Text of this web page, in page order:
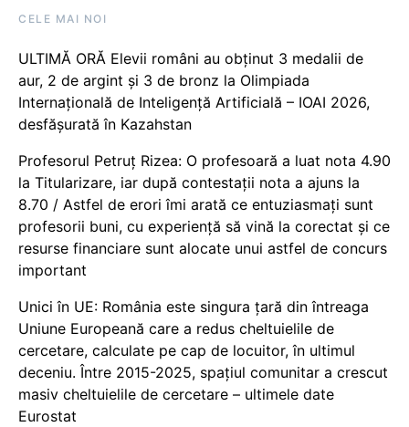
CELE MAI NOI
ULTIMĂ ORĂ Elevii români au obținut 3 medalii de
aur, 2 de argint și 3 de bronz la Olimpiada
Internațională de Inteligență Artificială – IOAI 2026,
desfășurată în Kazahstan
Profesorul Petruț Rizea: O profesoară a luat nota 4.90
la Titularizare, iar după contestații nota a ajuns la
8.70 / Astfel de erori îmi arată ce entuziasmați sunt
profesorii buni, cu experiență să vină la corectat și ce
resurse financiare sunt alocate unui astfel de concurs
important
Unici în UE: România este singura țară din întreaga
Uniune Europeană care a redus cheltuielile de
cercetare, calculate pe cap de locuitor, în ultimul
deceniu. Între 2015-2025, spațiul comunitar a crescut
masiv cheltuielile de cercetare – ultimele date
Eurostat